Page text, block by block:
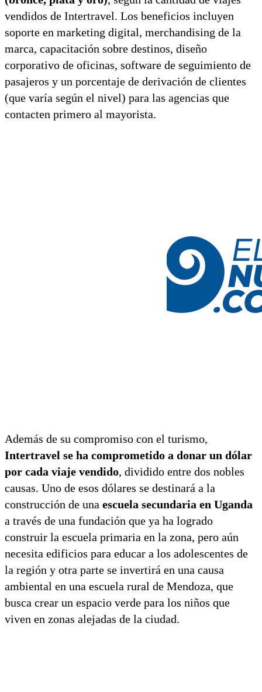
vendidos de Intertravel. Los beneficios incluyen
soporte en marketing digital, merchandising de la
marca, capacitación sobre destinos, diseño
corporativo de oficinas, software de seguimiento de
pasajeros y un porcentaje de derivación de clientes
(que varía según el nivel) para las agencias que
contacten primero al mayorista.
Además de su compromiso con el turismo,
Intertravel se ha comprometido a donar un dólar
por cada viaje vendido, dividido entre dos nobles
causas. Uno de esos dólares se destinará a la
construcción de una escuela secundaria en Uganda
a través de una fundación que ya ha logrado
construir la escuela primaria en la zona, pero aún
necesita edificios para educar a los adolescentes de
la región y otra parte se invertirá en una causa
ambiental en una escuela rural de Mendoza, que
busca crear un espacio verde para los niños que
viven en zonas alejadas de la ciudad.